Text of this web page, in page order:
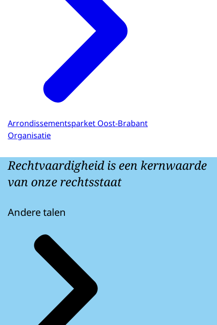
Arrondissementsparket Oost-Brabant
Organisatie
Rechtvaardigheid is een kernwaarde
van onze rechtsstaat
Andere talen